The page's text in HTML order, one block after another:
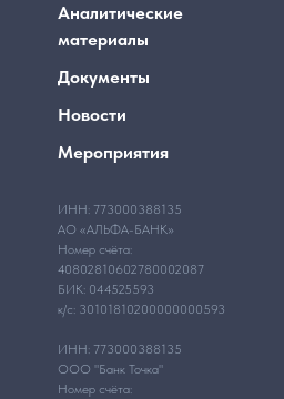
Аналитические
материалы
Документы
Новости
Мероприятия
ИНН: 773000388135
АО «АЛЬФА-БАНК»
Номер счёта:
40802810602780002087
БИК: 044525593
к/с: 30101810200000000593
ИНН: 773000388135
ООО "Банк Точка"
Номер счёта: